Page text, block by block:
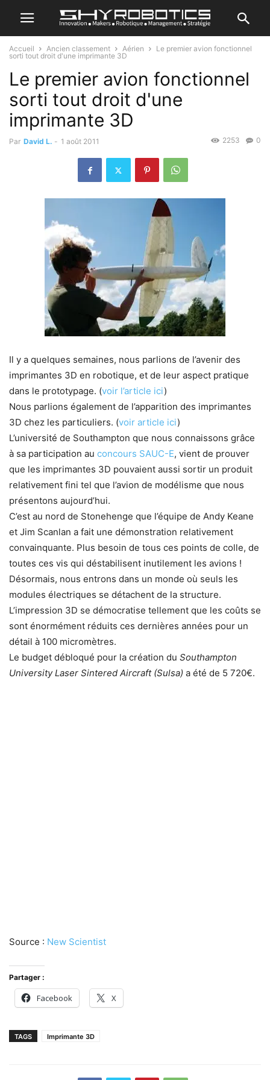
Accueil Ancien classement Aérien
Le premier avion fonctionnel
sorti tout droit d'une imprimante 3D
Le premier avion fonctionnel
sorti tout droit d'une
imprimante 3D
Par David L. - 1 août 2011 0
2253
Il y a quelques semaines, nous parlions de l’avenir des
imprimantes 3D en robotique, et de leur aspect pratique
dans le prototypage. (voir l’article ici)
Nous parlions également de l’apparition des imprimantes
3D chez les particuliers. (voir article ici)
L’université de Southampton que nous connaissons grâce
à sa participation au concours SAUC-E, vient de prouver
que les imprimantes 3D pouvaient aussi sortir un produit
relativement fini tel que l’avion de modélisme que nous
présentons aujourd’hui.
C’est au nord de Stonehenge que l’équipe de Andy Keane
et Jim Scanlan a fait une démonstration relativement
convainquante. Plus besoin de tous ces points de colle, de
toutes ces vis qui déstabilisent inutilement les avions !
Désormais, nous entrons dans un monde où seuls les
modules électriques se détachent de la structure.
L’impression 3D se démocratise tellement que les coûts se
sont énormément réduits ces dernières années pour un
détail à 100 micromètres.
Le budget débloqué pour la création du Southampton
University Laser Sintered Aircraft (Sulsa) a été de 5 720€.
Source : New Scientist
Partager :
Facebook X
TAGS Imprimante 3D